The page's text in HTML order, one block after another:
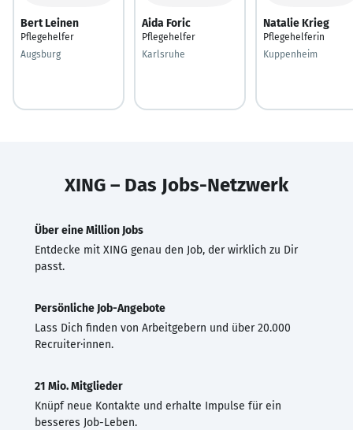
Bert Leinen
Pflegehelfer
Augsburg
Aida Foric
Pflegehelfer
Karlsruhe
Natalie Krieg
Pflegehelferin
Kuppenheim
XING – Das Jobs-Netzwerk
Über eine Million Jobs
Entdecke mit XING genau den Job, der wirklich zu Dir
passt.
Persönliche Job-Angebote
Lass Dich finden von Arbeitgebern und über 20.000
Recruiter·innen.
21 Mio. Mitglieder
Knüpf neue Kontakte und erhalte Impulse für ein
besseres Job-Leben.